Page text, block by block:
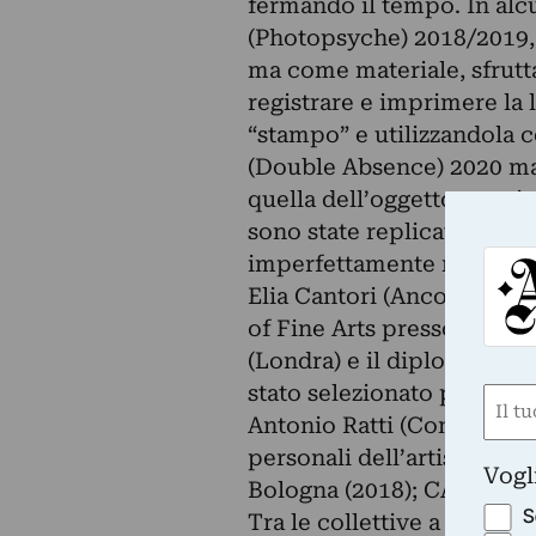
(Photopsyche) 2018/
ma come materiale,
registrare e imprimere la
“stampo” e utilizzandola
(Double Absence) 2020
quella dell’oggetto-
sono state replicate in
imperfettamente
Elia Cantori (Ancona,
of Fine Arts presso la
(Londra) e il diploma
stato selezionato per il
Antonio Ratti (Como) con
personali dell’artista
Bologna (2018); CAR
Tra le collettive a cui ha
Nome